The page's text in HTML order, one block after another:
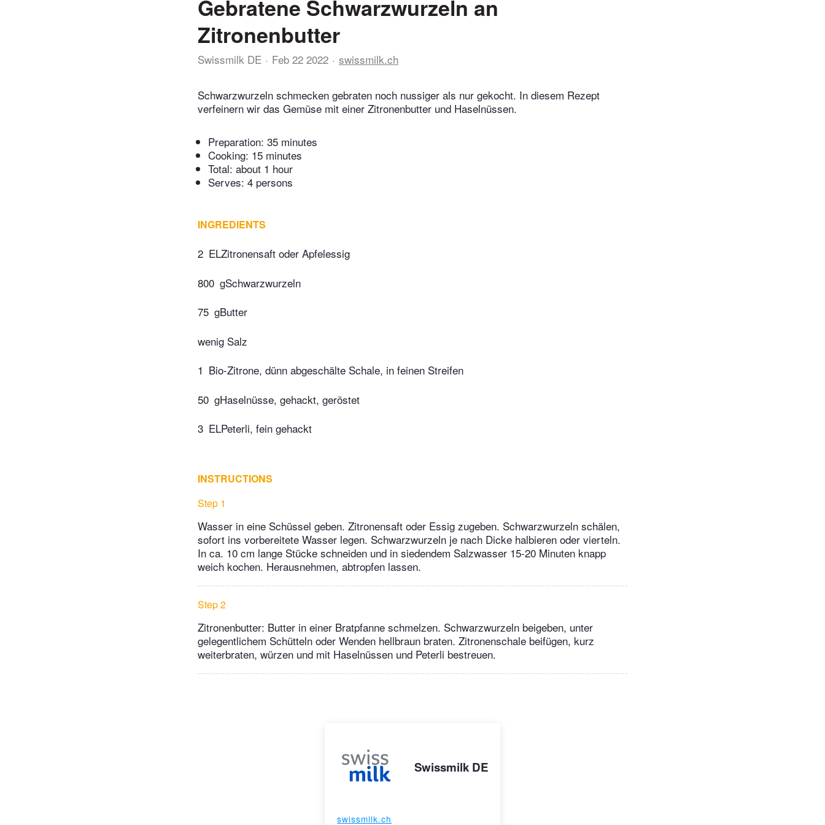
Gebratene Schwarzwurzeln an
Zitronenbutter
Swissmilk DE Feb 22 2022 swissmilk.ch
Schwarzwurzeln schmecken gebraten noch nussiger als nur gekocht. In diesem Rezept
verfeinern wir das Gemüse mit einer Zitronenbutter und Haselnüssen.
Preparation: 35 minutes
Cooking: 15 minutes
Total: about 1 hour
Serves: 4 persons
INGREDIENTS
2 ELZitronensaft oder Apfelessig
800 gSchwarzwurzeln
75 gButter
wenig Salz
1 Bio-Zitrone, dünn abgeschälte Schale, in feinen Streifen
50 gHaselnüsse, gehackt, geröstet
3 ELPeterli, fein gehackt
INSTRUCTIONS
Step 1
Wasser in eine Schüssel geben. Zitronensaft oder Essig zugeben. Schwarzwurzeln schälen,
sofort ins vorbereitete Wasser legen. Schwarzwurzeln je nach Dicke halbieren oder vierteln.
In ca. 10 cm lange Stücke schneiden und in siedendem Salzwasser 15-20 Minuten knapp
weich kochen. Herausnehmen, abtropfen lassen.
Step 2
Zitronenbutter: Butter in einer Bratpfanne schmelzen. Schwarzwurzeln beigeben, unter
gelegentlichem Schütteln oder Wenden hellbraun braten. Zitronenschale beifügen, kurz
weiterbraten, würzen und mit Haselnüssen und Peterli bestreuen.
Swissmilk DE
swissmilk.ch